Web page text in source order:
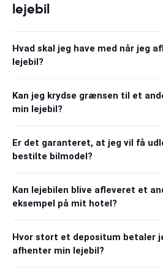
lejebil
Hvad skal jeg have med når jeg
lejebil?
Kan jeg krydse grænsen til et
min lejebil?
Er det garanteret, at jeg vil få
bestilte bilmodel?
Kan lejebilen blive afleveret et
eksempel på mit hotel?
Hvor stort et depositum betaler
afhenter min lejebil?